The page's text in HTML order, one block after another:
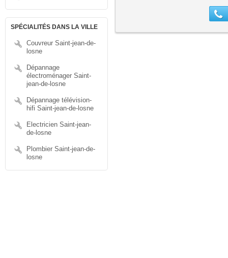
SPÉCIALITÉS DANS LA VILLE
Couvreur Saint-jean-de-
losne
Dépannage
électroménager Saint-
jean-de-losne
Dépannage télévision-
hifi Saint-jean-de-losne
Electricien Saint-jean-
de-losne
Plombier Saint-jean-de-
losne